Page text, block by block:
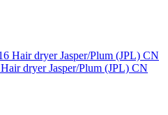
dryer Jasper/Plum (JPL) CN